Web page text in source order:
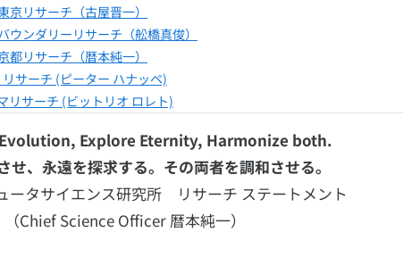
京リサーチ（古屋晋一）
ウンダリーリサーチ（舩橋真俊）
都リサーチ（暦本純一）
サーチ (ピーター ハナッペ)
リサーチ (ビットリオ ロレト)
Explore Eternity, Harmonize both.
せ、永遠を探求する。その両者を調和させる。
ータサイエンス研究所 リサーチ ステートメント
（Chief Science Officer 暦本純一）